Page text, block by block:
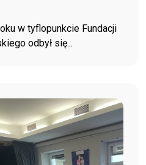
w tyflopunkcie Fundacji
odbył się...